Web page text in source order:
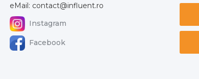
eMail: contact@influent.ro
Instagram
Facebook